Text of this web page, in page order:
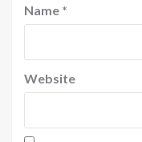
Name *
Website